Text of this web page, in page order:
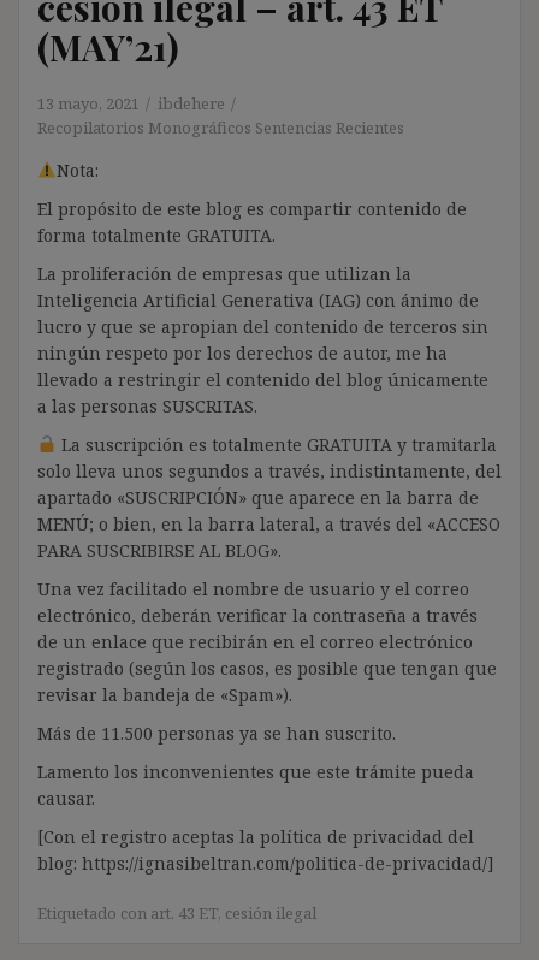
(MAY’21)
13 mayo, 2021
ibdehere
Recopilatorios Monográficos Sentencias Recientes
Nota:
El propósito de este blog es compartir contenido de
forma totalmente GRATUITA.
La proliferación de empresas que utilizan la
Inteligencia Artificial Generativa (IAG) con ánimo de
lucro y que se apropian del contenido de terceros sin
ningún respeto por los derechos de autor, me ha
llevado a restringir el contenido del blog únicamente
a las personas SUSCRITAS.
La suscripción es totalmente GRATUITA y tramitarla
solo lleva unos segundos a través, indistintamente, del
apartado «SUSCRIPCIÓN» que aparece en la barra de
MENÚ; o bien, en la barra lateral, a través del «ACCESO
PARA SUSCRIBIRSE AL BLOG».
Una vez facilitado el nombre de usuario y el correo
electrónico, deberán verificar la contraseña a través
de un enlace que recibirán en el correo electrónico
registrado (según los casos, es posible que tengan que
revisar la bandeja de «Spam»).
Más de 11.500 personas ya se han suscrito.
Lamento los inconvenientes que este trámite pueda
causar.
[Con el registro aceptas la política de privacidad del
blog: https://ignasibeltran.com/politica-de-privacidad/]
Etiquetado con art. 43 ET, cesión ilegal